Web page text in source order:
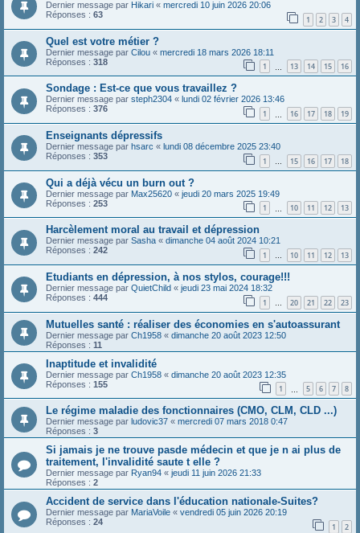
Dernier message par Hikari « mercredi 10 juin 2026 20:06
Réponses : 63 1 2 3 4
Quel est votre métier ?
Dernier message par Cilou « mercredi 18 mars 2026 18:11
Réponses : 318 1 13 14 15 16
Sondage : Est-ce que vous travaillez ?
Dernier message par steph2304 « lundi 02 février 2026 13:46
Réponses : 376 1 16 17 18 19
Enseignants dépressifs
Dernier message par hsarc « lundi 08 décembre 2025 23:40
Réponses : 353 1 … 15 16 17 18
Qui a déjà vécu un burn out ?
Dernier message par Max25620 « jeudi 20 mars 2025 19:49
Réponses : 253 1 10 11 12 13
Harcèlement moral au travail et dépression
Dernier message par Sasha « dimanche 04 août 2024 10:21
Réponses : 242 1 … 10 11 12 13
Etudiants en dépression, à nos stylos, courage!!!
Dernier message par QuietChild « jeudi 23 mai 2024 18:32
Réponses : 444 1 … 20 21 22 23
Mutuelles santé : réaliser des économies en s'autoassurant
Dernier message par Ch1958 « dimanche 20 août 2023 12:50
Réponses : 11
Inaptitude et invalidité
Dernier message par Ch1958 « dimanche 20 août 2023 12:35
Réponses : 155 1 5 6 7 8
Le régime maladie des fonctionnaires (CMO, CLM, CLD ...)
Dernier message par ludovic37 « mercredi 07 mars 2018 0:47
Réponses : 3
Si jamais je ne trouve pasde médecin et que je n ai plus de
traitement, l'invalidité saute t elle ?
Dernier message par Ryan94 « jeudi 11 juin 2026 21:33
Réponses : 2
Accident de service dans l'éducation nationale-Suites?
Dernier message par MariaVoile « vendredi 05 juin 2026 20:19
Réponses : 24 1 2